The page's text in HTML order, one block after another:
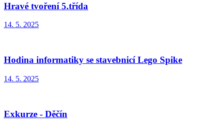
Hravé tvoření 5.třída
14. 5. 2025
Hodina informatiky se stavebnicí Lego Spike
14. 5. 2025
Exkurze - Děčín